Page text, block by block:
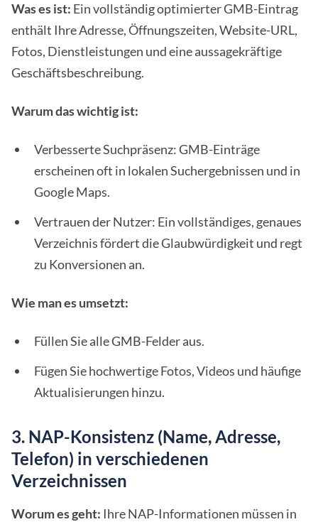
Was es ist: Ein vollständig optimierter GMB-Eintrag
enthält Ihre Adresse, Öffnungszeiten, Website-URL,
Fotos, Dienstleistungen und eine aussagekräftige
Geschäftsbeschreibung.
Warum das wichtig ist:
Verbesserte Suchpräsenz: GMB-Einträge
erscheinen oft in lokalen Suchergebnissen und in
Google Maps.
Vertrauen der Nutzer: Ein vollständiges, genaues
Verzeichnis fördert die Glaubwürdigkeit und regt
zu Konversionen an.
Wie man es umsetzt:
Füllen Sie alle GMB-Felder aus.
Fügen Sie hochwertige Fotos, Videos und häufige
Aktualisierungen hinzu.
3. NAP-Konsistenz (Name, Adresse,
Telefon) in verschiedenen
Verzeichnissen
Worum es geht: Ihre NAP-Informationen müssen in